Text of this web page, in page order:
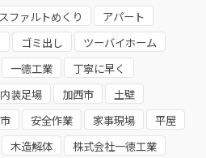
ファルトめくり
アパート
ゴミ出し
ツーバイホーム
一德工業
丁寧に早く
内装足場 加西市
土壁
安全作業 家事現場
平屋
木造解体 株式会社一德工業